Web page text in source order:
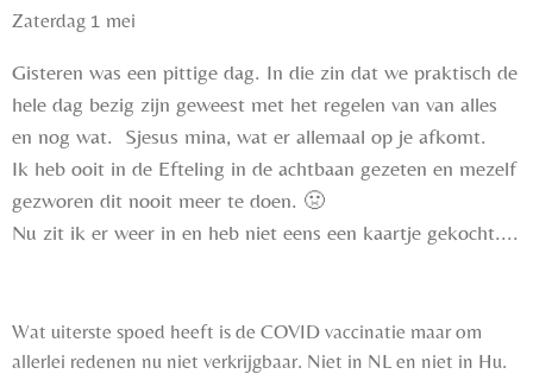
Zaterdag 1 mei
Gisteren was een pittige dag. In die zin dat we praktisch de
hele dag bezig zijn geweest met het regelen van van alles
en nog wat. Sjesus mina, wat er allemaal op je afkomt.
Ik heb ooit in de Efteling in de achtbaan gezeten en mezelf
gezworen dit nooit meer te doen. 🤢
Nu zit ik er weer in en heb niet eens een kaartje gekocht....
Wat uiterste spoed heeft is de COVID vaccinatie maar om
allerlei redenen nu niet verkrijgbaar. Niet in NL en niet in Hu.